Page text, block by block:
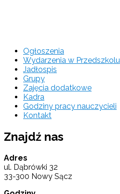
Ogłoszenia
Wydarzenia w Przedszkolu
Jadłospis
Grupy
Zajęcia dodatkowe
Kadra
Godziny pracy nauczycieli
Kontakt
Znajdź nas
Adres
ul. Dąbrówki 32
33-300 Nowy Sącz